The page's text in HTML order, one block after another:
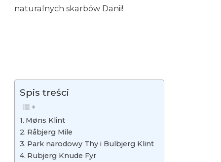
naturalnych skarbów Danii!
Spis treści
Møns Klint
Råbjerg Mile
Park narodowy Thy i Bulbjerg Klint
Rubjerg Knude Fyr